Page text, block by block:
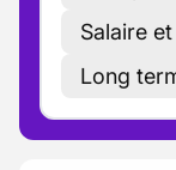
Salaire
Long